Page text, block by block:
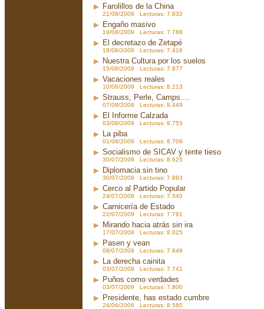
Farolillos de la China
21/08/2009 Lecturas: 7.832
Engaño masivo
19/08/2009 Lecturas: 7.788
El decretazo de Zetapé
18/08/2009 Lecturas: 7.416
Nuestra Cultura por los suelos
15/08/2009 Lecturas: 7.877
Vacaciones reales
10/08/2009 Lecturas: 8.213
Strauss, Perle, Camps....
07/08/2009 Lecturas: 8.449
El Informe Calzada
03/08/2009 Lecturas: 8.753
La piba
01/08/2009 Lecturas: 8.709
Socialismo de SICAV y tente tieso
30/07/2009 Lecturas: 8.625
Diplomacia sin tino
30/07/2009 Lecturas: 7.883
Cerco al Partido Popular
24/07/2009 Lecturas: 7.540
Carnicería de Estado
22/07/2009 Lecturas: 7.791
Mirando hacia atrás sin ira
17/07/2009 Lecturas: 8.025
Pasen y vean
08/07/2009 Lecturas: 7.849
La derecha cainita
03/07/2009 Lecturas: 7.741
Puños como verdades
03/07/2009 Lecturas: 7.800
Presidente, has estado cumbre
24/06/2009 Lecturas: 8.580